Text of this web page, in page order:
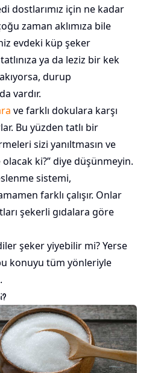
dostlarımız için ne kadar
zaman aklımıza bile
evdeki küp şeker
tatlınıza ya da leziz bir kek
durup
vardır.
ve farklı dokulara karşı
Bu yüzden tatlı bir
sizi yanıltmasın ve
ki?” diye düşünmeyin.
sistemi,
farklı çalışır. Onlar
şekerli gıdalara göre
şeker yiyebilir mi? Yerse
konuyu tüm yönleriyle